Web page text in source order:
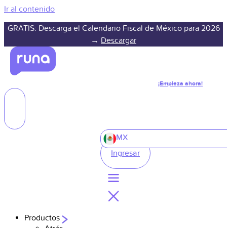
Ir al contenido
GRATIS: Descarga el Calendario Fiscal de México para 2026
→ Descargar
¡Empieza ahora!
MX
Ingresar
Productos